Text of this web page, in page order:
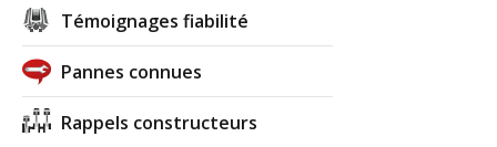
Témoignages fiabilité
Pannes connues
Rappels constructeurs